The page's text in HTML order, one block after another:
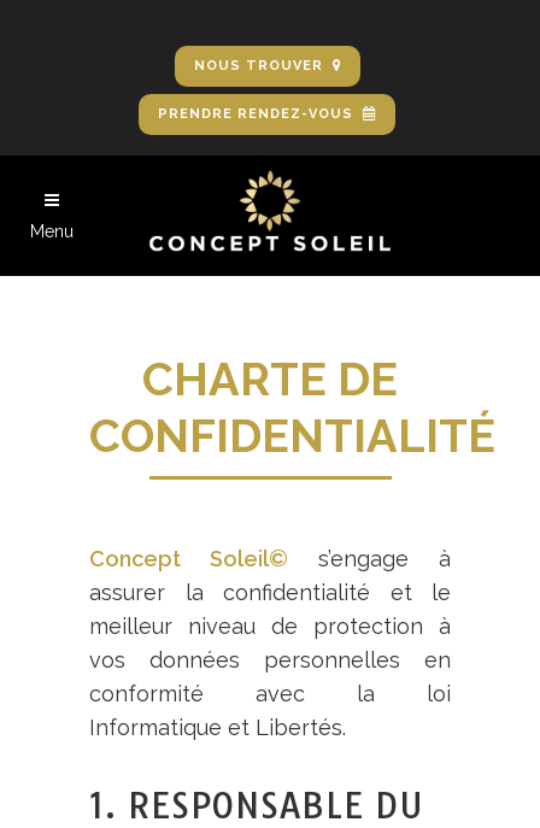
NOUS TROUVER
PRENDRE RENDEZ-VOUS
Menu
CHARTE DE
CONFIDENTIALITÉ
Concept Soleil© s’engage à
assurer la confidentialité et le
meilleur niveau de protection à
vos données personnelles en
conformité avec la loi
Informatique et Libertés.
1. RESPONSABLE DU